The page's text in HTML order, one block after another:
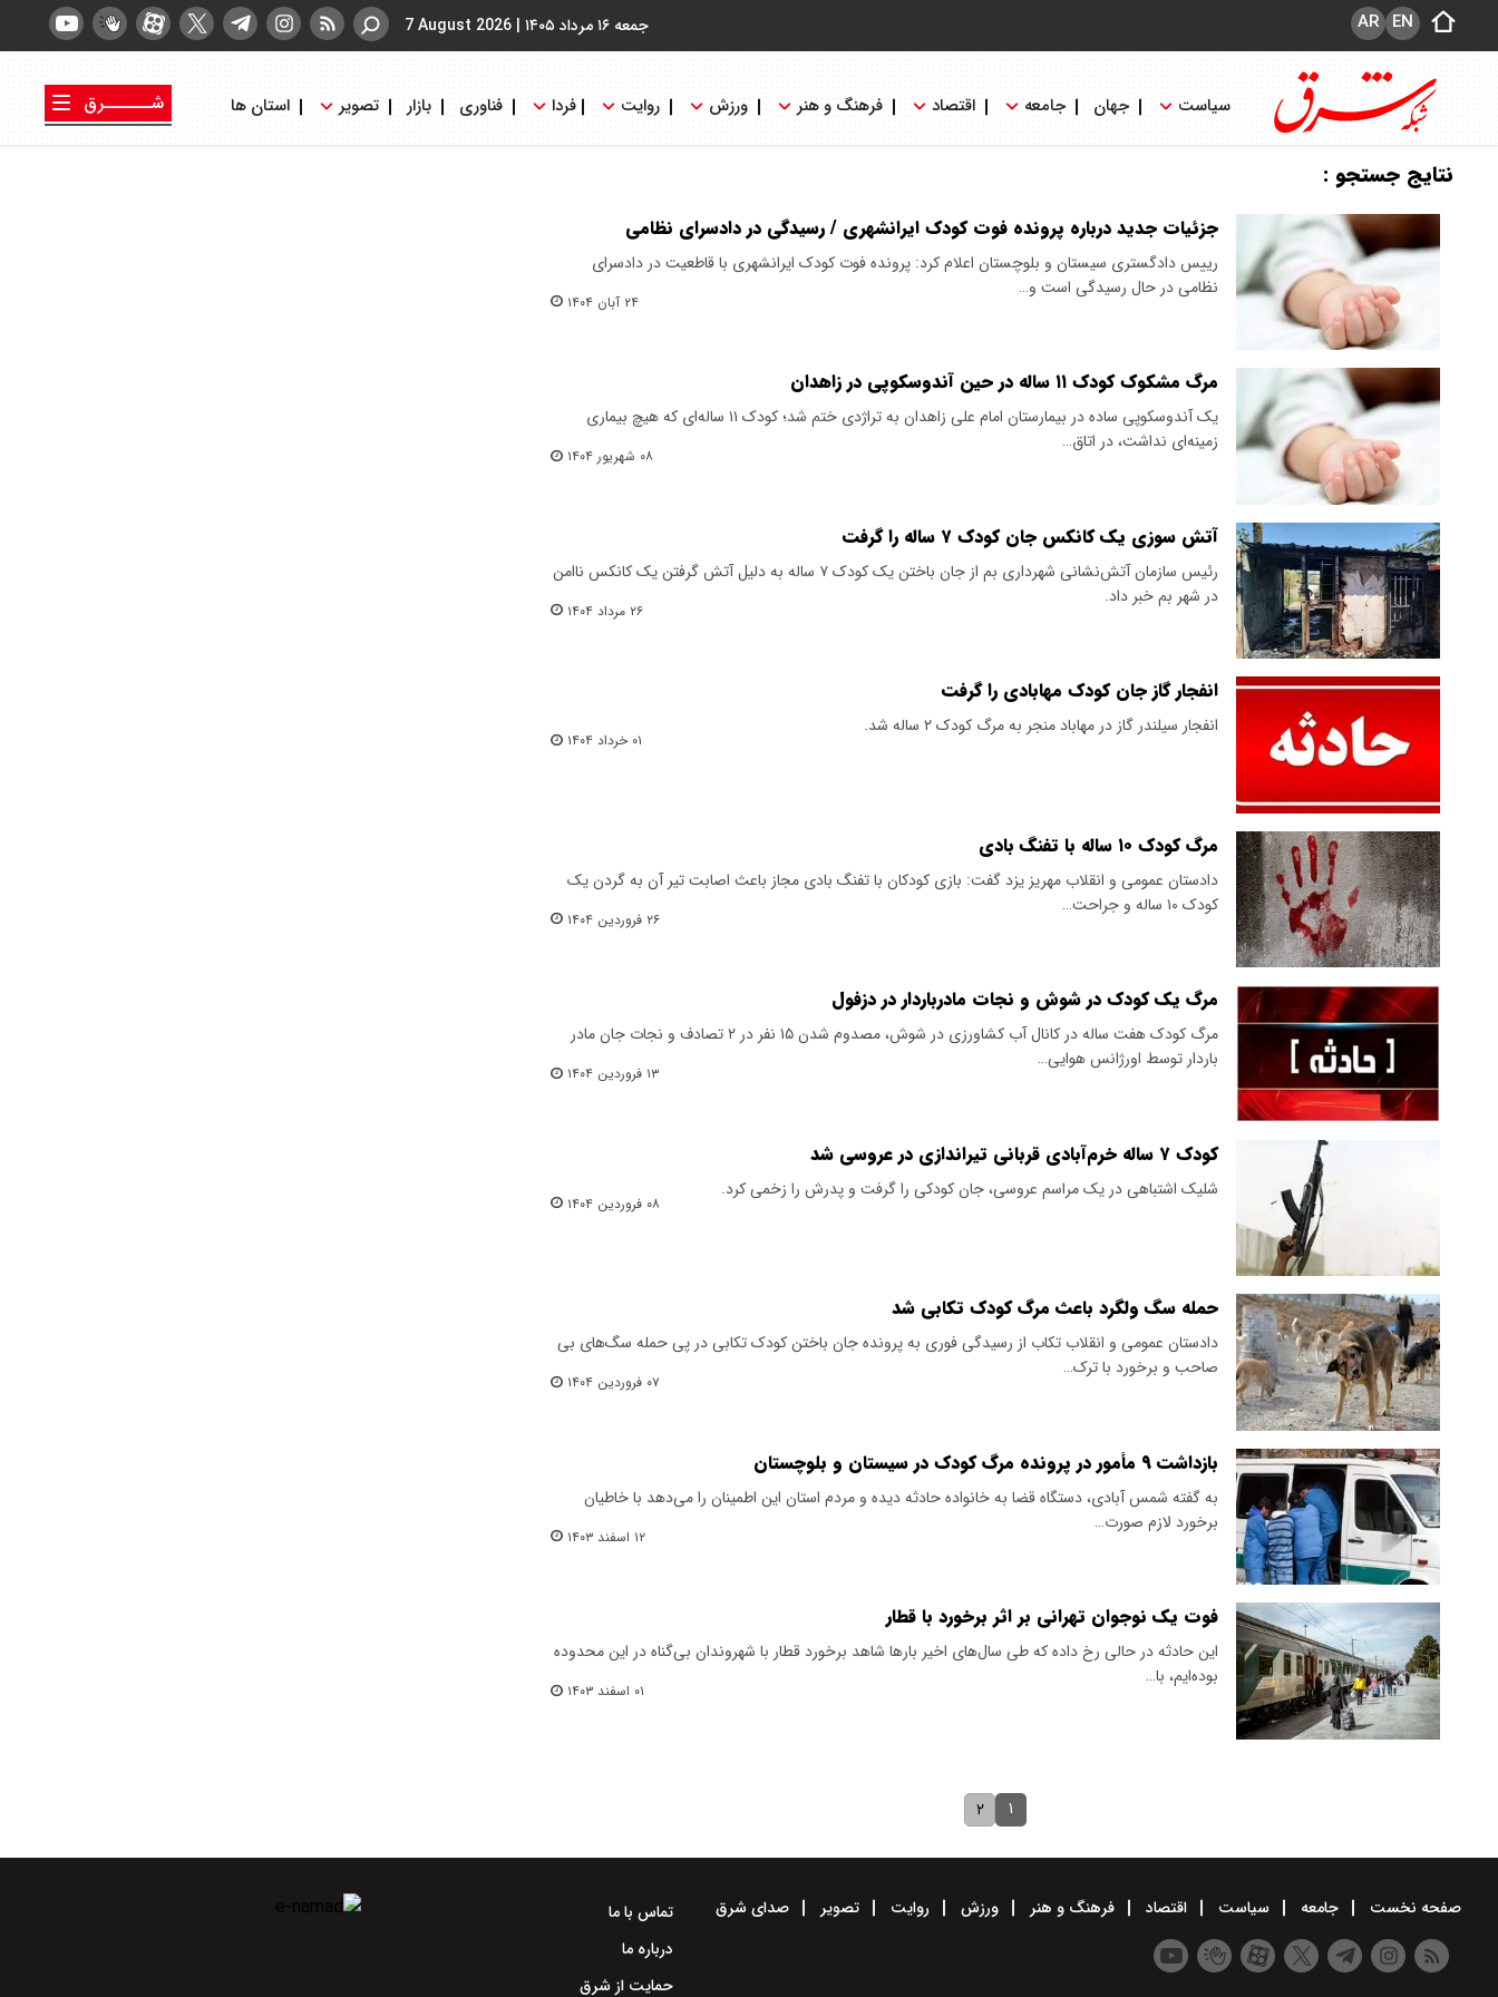
جمعه ۱۶ مرداد ۱۴۰۵ |
7 August 2026 EN
AR
سیاست جهان جامعه اقتصاد فرهنگ و هنر ورزش روایت فردا فناوری بازار تصویر استان ها
شــــــرق
نتایج جستجو :
جزئیات جدید درباره پرونده فوت کودک ایرانشهری / رسیدگی در دادسرای نظامی
رییس دادگستری سیستان و بلوچستان اعلام کرد: پرونده فوت کودک ایرانشهری با قاطعیت در دادسرای
نظامی در حال رسیدگی است و…
۲۴ آبان ۱۴۰۴
مرگ مشکوک کودک ۱۱ ساله در حین آندوسکوپی در زاهدان
یک آندوسکوپی ساده در بیمارستان امام علی زاهدان به تراژدی ختم شد؛ کودک ۱۱ ساله‌ای که هیچ بیماری
زمینه‌ای نداشت، در اتاق…
۰۸ شهریور ۱۴۰۴
آتش سوزی یک کانکس جان کودک ۷ ساله را گرفت
رئیس سازمان آتش‌نشانی شهرداری بم از جان باختن یک کودک ۷ ساله به دلیل آتش گرفتن یک کانکس ناامن
در شهر بم خبر داد.
۲۶ مرداد ۱۴۰۴
انفجار گاز جان کودک مهابادی را گرفت
انفجار سیلندر گاز در مهاباد منجر به مرگ کودک ۲ ساله شد.
۰۱ خرداد ۱۴۰۴
مرگ کودک ۱۰ ساله با تفنگ بادی
دادستان عمومی و انقلاب مهریز یزد گفت: بازی کودکان با تفنگ بادی مجاز باعث اصابت تیر آن به گردن یک
کودک ۱۰ ساله و جراحت…
۲۶ فروردین ۱۴۰۴
مرگ یک کودک در شوش و نجات مادرباردار در دزفول
مرگ کودک هفت ساله در کانال آب کشاورزی در شوش، مصدوم شدن ۱۵ نفر در ۲ تصادف و نجات جان مادر
باردار توسط اورژانس هوایی…
۱۳ فروردین ۱۴۰۴
کودک ۷ ساله خرم‌آبادی قربانی تیراندازی در عروسی شد
شلیک اشتباهی در یک مراسم عروسی، جان کودکی را گرفت و پدرش را زخمی کرد.
۰۸ فروردین ۱۴۰۴
حمله سگ ولگرد باعث مرگ کودک تکابی شد
دادستان عمومی و انقلاب تکاب از رسیدگی فوری به پرونده جان باختن کودک تکابی در پی حمله سگ‌های بی
صاحب و برخورد با ترک…
۰۷ فروردین ۱۴۰۴
بازداشت ۹ مأمور در پرونده مرگ کودک در سیستان و بلوچستان
به گفته شمس آبادی، دستگاه قضا به خانواده حادثه دیده و مردم استان این اطمینان را می‌دهد با خاطیان
برخورد لازم صورت…
۱۲ اسفند ۱۴۰۳
فوت یک نوجوان تهرانی بر اثر برخورد با قطار
این حادثه در حالی رخ داده که طی سال‌های اخیر بارها شاهد برخورد قطار با شهروندان بی‌گناه در این محدوده
بوده‌ایم، با…
۰۱ اسفند ۱۴۰۳
۱ ۲
صفحه نخست جامعه سیاست اقتصاد فرهنگ و هنر ورزش روایت تصویر صدای شرق
تماس با ما
درباره ما
حمایت از شرق